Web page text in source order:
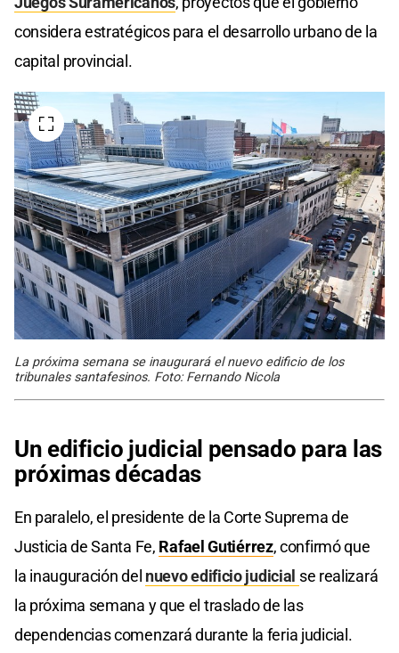
considera estratégicos para el desarrollo urbano de la
capital provincial.
La próxima semana se inaugurará el nuevo edificio de los
tribunales santafesinos. Foto: Fernando Nicola
Un edificio judicial pensado para las
próximas décadas
En paralelo, el presidente de la Corte Suprema de
Justicia de Santa Fe, Rafael Gutiérrez, confirmó que
la inauguración del nuevo edificio judicial se realizará
la próxima semana y que el traslado de las
dependencias comenzará durante la feria judicial.